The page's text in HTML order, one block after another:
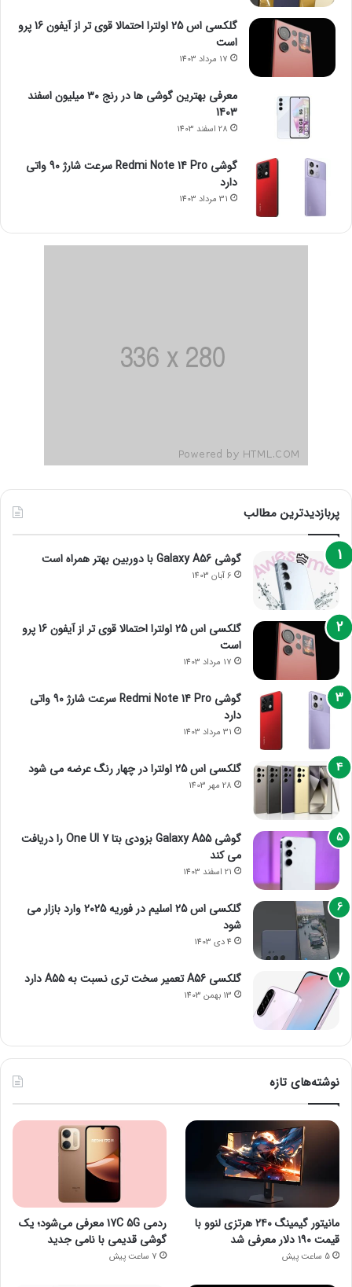
گلکسی اس 25 اولترا احتمالا قوی تر از آیفون 16 پرو
است
17 مرداد 1403
معرفی بهترین گوشی ها در رنج ۳۰ میلیون اسفند
1403
28 اسفند 1403
گوشی Redmi Note 14 Pro سرعت شارژ 90 واتی
دارد
31 مرداد 1403
پربازدیدترین مطالب
گوشی Galaxy A56 با دوربین بهتر همراه است
6 آبان 1403
گلکسی اس 25 اولترا احتمالا قوی تر از آیفون 16 پرو
است
17 مرداد 1403
گوشی Redmi Note 14 Pro سرعت شارژ 90 واتی
دارد
31 مرداد 1403
گلکسی اس 25 اولترا در چهار رنگ عرضه می شود
28 مهر 1403
گوشی Galaxy A55 بزودی بتا One UI 7 را دریافت
می کند
21 اسفند 1403
گلکسی اس 25 اسلیم در فوریه 2025 وارد بازار می
شود
4 دی 1403
گلکسی A56 تعمیر سخت تری نسبت به A55 دارد
13 بهمن 1403
نوشته‌های تازه
مانیتور گیمینگ ۲۴۰ هرتزی لنوو با
قیمت ۱۹۰ دلار معرفی شد
5 ساعت پیش
ردمی 17C 5G معرفی می‌شود؛ یک
گوشی قدیمی با نامی جدید
7 ساعت پیش